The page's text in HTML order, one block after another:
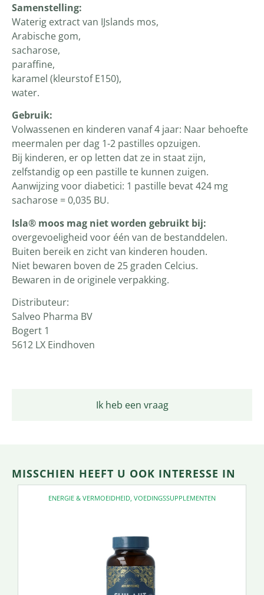
Ik heb een vraag
Samenstelling:
Waterig extract van IJslands mos,
Arabische gom,
sacharose,
paraffine,
karamel (kleurstof E150),
water.
Gebruik:
Volwassenen en kinderen vanaf 4 jaar: Naar behoefte
meermalen per dag 1-2 pastilles opzuigen.
Bij kinderen, er op letten dat ze in staat zijn,
zelfstandig op een pastille te kunnen zuigen.
Aanwijzing voor diabetici: 1 pastille bevat 424 mg
sacharose = 0,035 BU.
Isla® moos mag niet worden gebruikt bij:
overgevoeligheid voor één van de bestanddelen.
Buiten bereik en zicht van kinderen houden.
Niet bewaren boven de 25 graden Celcius.
Bewaren in de originele verpakking.
Distributeur:
Salveo Pharma BV
Bogert 1
5612 LX Eindhoven
MISSCHIEN HEEFT U OOK INTERESSE IN
ENERGIE & VERMOEIDHEID VOEDINGSSUPPLEMENTEN